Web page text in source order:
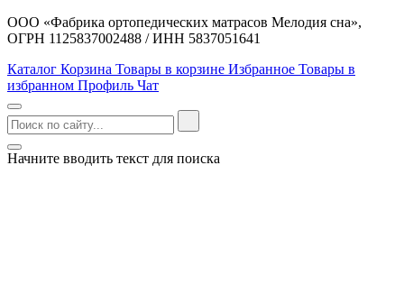
ООО «Фабрика ортопедических матрасов Мелодия сна»,
ОГРН 1125837002488 / ИНН 5837051641
Каталог Корзина Товары в корзине Избранное Товары в
избранном Профиль Чат
Начните вводить текст для поиска